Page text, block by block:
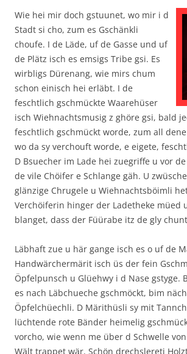
Wie hei mir doch gstuunet, wo mir i d
Stadt si cho, zum es Gschänkli
choufe. I de Läde, uf de Gasse und uf
de Plätz isch es emsigs Tribe gsi. Es
wirbligs Dürenang, wie mirs chum
schon einisch hei erläbt. I de
feschtlich gschmückte Waarehüser
isch Wiehnachtsmusig z ghöre gsi, bald
feschtlich gschmückt worde, zum all dene
wo da sy verchouft worde, e eigete,
D Bsuecher im Lade hei zuegriffe u vor
de vile Chöifer e Schlange gäh. U
glänzige Chrugele u Wiehnachtsböimli
Verchöiferin hinger der Ladetheke müed
blanget, dass der Füürabe itz de gly
Läbhaft zue u här gange isch es o uf de
Handwärchermärit isch üs der fein
Öpfelpunsch u Glüehwy i d Nase gstyge.
es nach Läbchueche gschmöckt, bim
Öpfelchüechli. D Märithüsli sy mit
lüchtende rote Bänder heimelig
vorcho, wie wenn me über d Schwelle
Wält trappet wär. Schön drechslereti